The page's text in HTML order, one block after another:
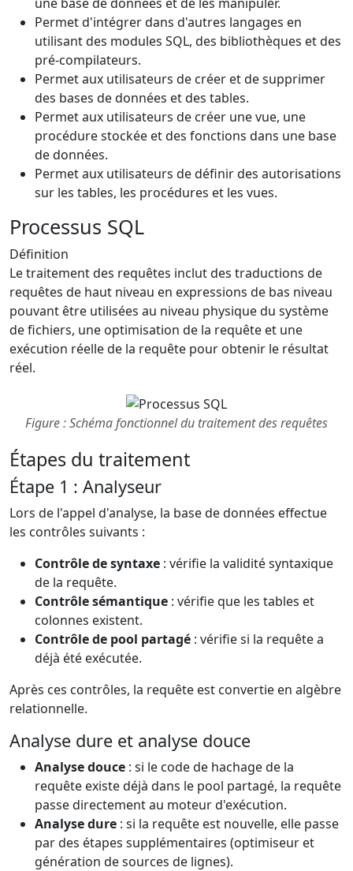
Permet d'intégrer dans d'autres langages en
utilisant des modules SQL, des bibliothèques et des
pré-compilateurs.
Permet aux utilisateurs de créer et de supprimer
des bases de données et des tables.
Permet aux utilisateurs de créer une vue, une
procédure stockée et des fonctions dans une base
de données.
Permet aux utilisateurs de définir des autorisations
sur les tables, les procédures et les vues.
Processus SQL
Définition
Le traitement des requêtes inclut des traductions de
requêtes de haut niveau en expressions de bas niveau
pouvant être utilisées au niveau physique du système
de fichiers, une optimisation de la requête et une
exécution réelle de la requête pour obtenir le résultat
réel.
Figure : Schéma fonctionnel du traitement des requêtes
Étapes du traitement
Étape 1 : Analyseur
Lors de l'appel d'analyse, la base de données effectue
les contrôles suivants :
Contrôle de syntaxe : vérifie la validité syntaxique
de la requête.
Contrôle sémantique : vérifie que les tables et
colonnes existent.
Contrôle de pool partagé : vérifie si la requête a
déjà été exécutée.
Après ces contrôles, la requête est convertie en algèbre
relationnelle.
Analyse dure et analyse douce
Analyse douce : si le code de hachage de la
requête existe déjà dans le pool partagé, la requête
passe directement au moteur d'exécution.
Analyse dure : si la requête est nouvelle, elle passe
par des étapes supplémentaires (optimiseur et
génération de sources de lignes).